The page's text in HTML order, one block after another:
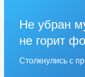
Не убран
не горит
Столкнулись с